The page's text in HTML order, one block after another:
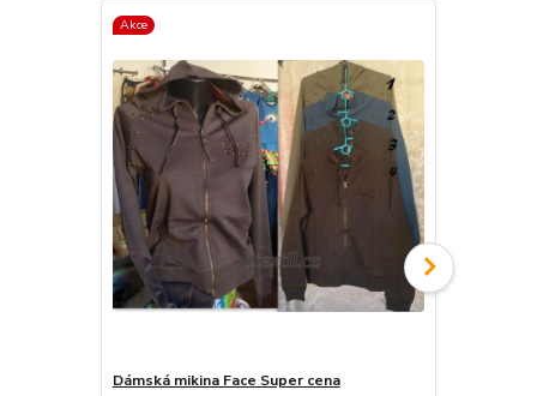
Akce
Dámská mikina Face Super cena